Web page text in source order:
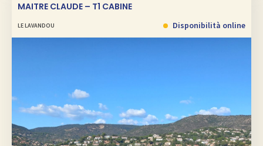
MAITRE CLAUDE – T1 CABINE
LE LAVANDOU Disponibilità online